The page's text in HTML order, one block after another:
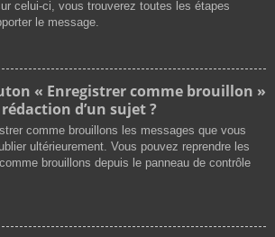
celui-ci, vous trouverez toutes les étapes
le message.
« Enregistrer comme brouillon »
d’un sujet ?
comme brouillons les messages que vous
ultérieurement. Vous pouvez reprendre les
brouillons depuis le panneau de contrôle